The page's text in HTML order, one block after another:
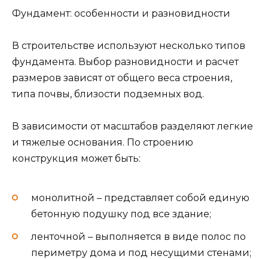
Фундамент: особенности и разновидности
В строительстве используют несколько типов
фундамента. Выбор разновидности и расчет
размеров зависят от общего веса строения,
типа почвы, близости подземных вод.
В зависимости от масштабов разделяют легкие
и тяжелые основания. По строению
конструкция может быть:
монолитной – представляет собой единую
бетонную подушку под все здание;
ленточной – выполняется в виде полос по
периметру дома и под несущими стенами;